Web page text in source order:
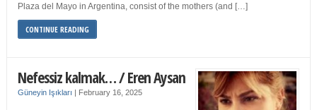
Plaza del Mayo in Argentina, consist of the mothers (and […]
CONTINUE READING
Nefessiz kalmak… / Eren Aysan
Güneyin Işıkları | February 16, 2025